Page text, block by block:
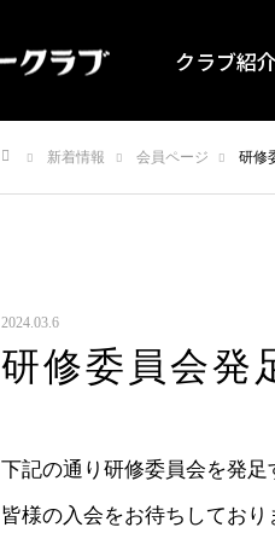
クラブ紹介
新着情報 会員ページ 研修
2024.03.6
研修委員会発
下記の通り研修委員会を発足
皆様の入会をお待ちしており